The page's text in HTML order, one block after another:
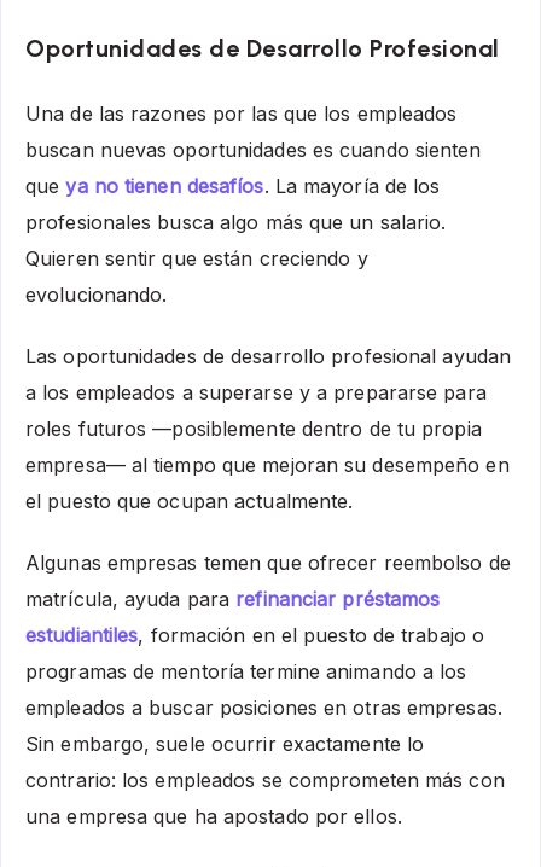
Oportunidades de Desarrollo Profesional
Una de las razones por las que los empleados
buscan nuevas oportunidades es cuando sienten
queya no tienen desafíos. La mayoría de los
profesionales busca algo más que un salario.
Quieren sentir que están creciendo y
evolucionando.
Las oportunidades de desarrollo profesional ayudan
a los empleados a superarse y a prepararse para
roles futuros —posiblemente dentro de tu propia
empresa— al tiempo que mejoran su desempeño en
el puesto que ocupan actualmente.
Algunas empresas temen que ofrecer reembolso de
matrícula, ayuda para refinanciar préstamos
estudiantiles, formación en el puesto de trabajo o
programas de mentoría termine animando a los
empleados a buscar posiciones en otras empresas.
Sin embargo, suele ocurrir exactamente lo
contrario: los empleados se comprometen más con
una empresa que ha apostado por ellos.